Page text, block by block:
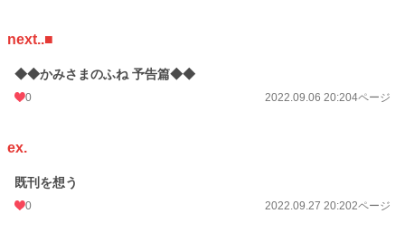
月間ポイント
年間ポイント 652 pt (1,615 位)
累計ポイント
next..■
◆◆かみさまのふね 予告篇◆◆
0 2022.09.06 20:204ページ
ex.
既刊を想う
0 2022.09.27 20:202ページ